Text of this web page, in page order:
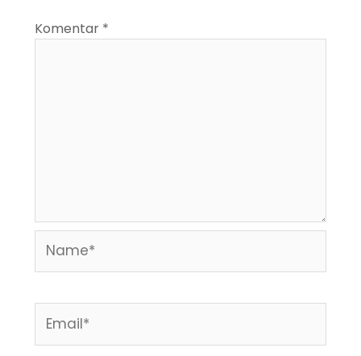
Komentar *